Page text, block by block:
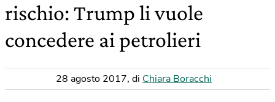
rischio: Trump li vuole
concedere ai petrolieri
28 agosto 2017, di Chiara Boracchi